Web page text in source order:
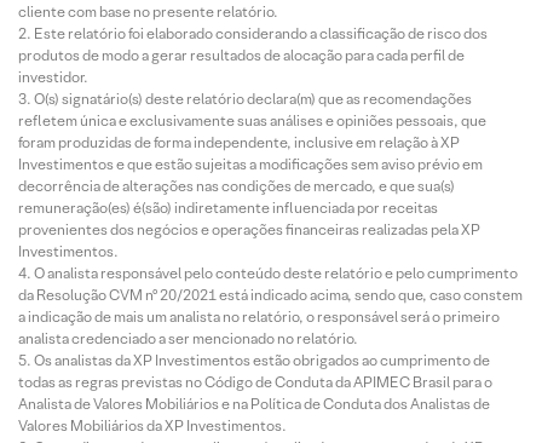
cliente com base no presente relatório.
Este relatório foi elaborado considerando a classificação de risco dos
produtos de modo a gerar resultados de alocação para cada perfil de
investidor.
O(s) signatário(s) deste relatório declara(m) que as recomendações
refletem única e exclusivamente suas análises e opiniões pessoais, que
foram produzidas de forma independente, inclusive em relação à XP
Investimentos e que estão sujeitas a modificações sem aviso prévio em
decorrência de alterações nas condições de mercado, e que sua(s)
remuneração(es) é(são) indiretamente influenciada por receitas
provenientes dos negócios e operações financeiras realizadas pela XP
Investimentos.
O analista responsável pelo conteúdo deste relatório e pelo cumprimento
da Resolução CVM nº 20/2021 está indicado acima, sendo que, caso constem
a indicação de mais um analista no relatório, o responsável será o primeiro
analista credenciado a ser mencionado no relatório.
Os analistas da XP Investimentos estão obrigados ao cumprimento de
todas as regras previstas no Código de Conduta da APIMEC Brasil para o
Analista de Valores Mobiliários e na Política de Conduta dos Analistas de
Valores Mobiliários da XP Investimentos.